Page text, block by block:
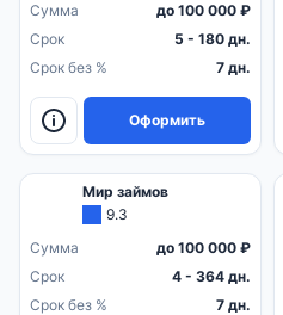
Сумма
до 100 000 ₽
Срок
5 - 180 дн.
Срок без %
7 дн.
Оформить
Мир займов
9.3
Сумма
до 100 000 ₽
Срок
4 - 364 дн.
Срок без %
7 дн.